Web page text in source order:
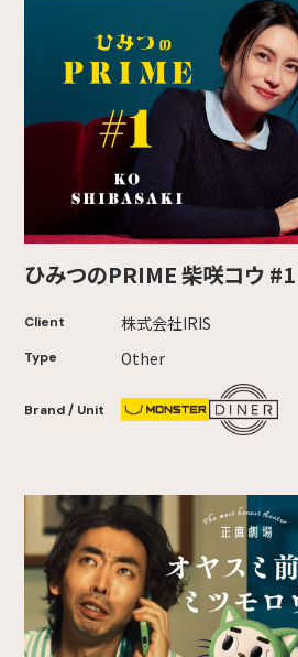
ひみつのPRIME 柴咲コウ #1
Client 株式会社IRIS
Type Other
Brand / Unit